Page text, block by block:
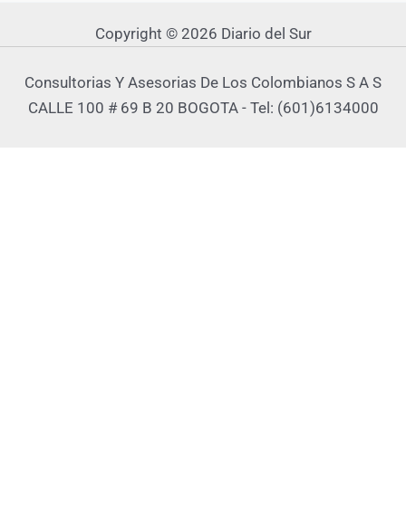
Copyright © 2026 Diario del Sur
Consultorias Y Asesorias De Los Colombianos S A S
CALLE 100 # 69 B 20 BOGOTA - Tel: (601)6134000